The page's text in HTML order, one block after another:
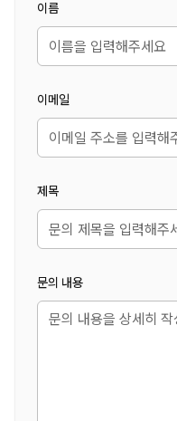
이름
이메일
제목
문의 내용